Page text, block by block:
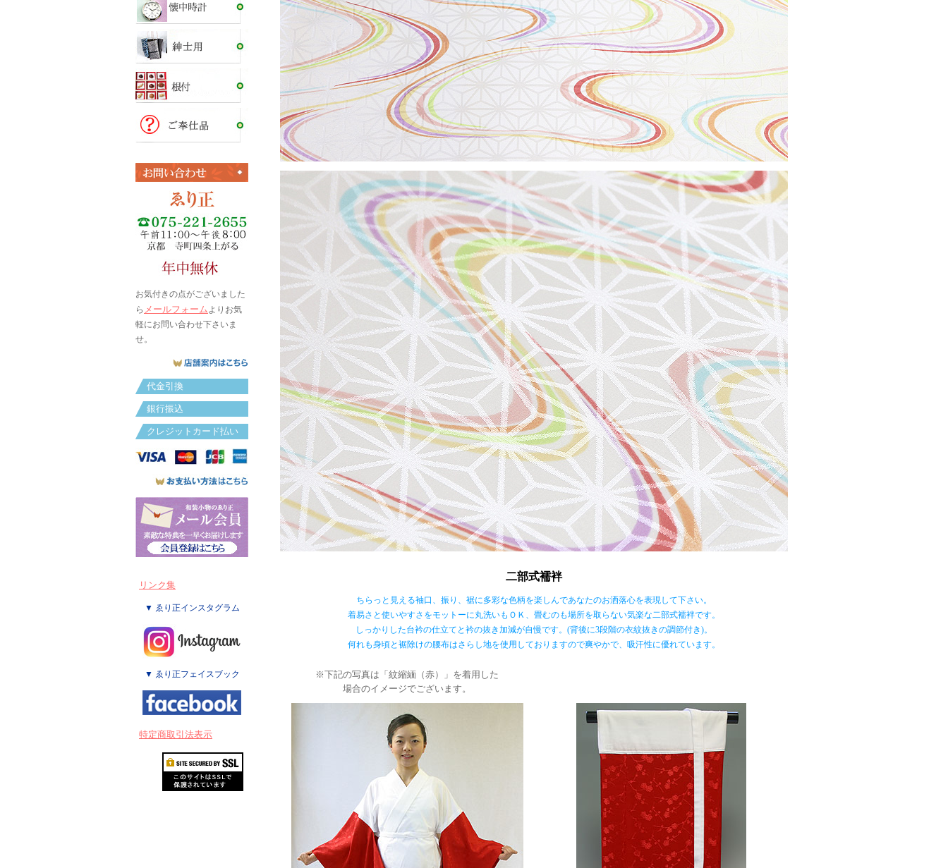
お気付きの点がございました
ら メールフォームよりお気
軽にお問い合わせ下さいま
せ。
代金引換
銀行振込
クレジットカード払い
リンク集
▼ ゑり正インスタグラム
▼ ゑり正フェイスブック
特定商取引法表示
二部式襦袢
ちらっと見える袖口、振り、裾に多彩な色柄を楽しんであなたのお洒落心を表現して下さい。
着易さと使いやすさをモットーに丸洗いもＯＫ、畳むのも場所を取らない気楽な二部式襦袢です。
しっかりした台衿の仕立てと衿の抜き加減が自慢です。(背後に3段階の衣紋抜きの調節付き)。
何れも身頃と裾除けの腰布はさらし地を使用しておりますので爽やかで、吸汗性に優れています。
※下記の写真は「紋縮緬（赤）」を着用した
場合のイメージでございます。